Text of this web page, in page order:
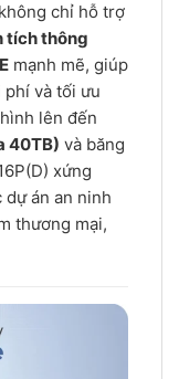
chỉ hỗ trợ
tích thông
mạnh mẽ, giúp
và tối ưu
lên đến
40TB) và băng
xứng
dự án an ninh
thương mại,